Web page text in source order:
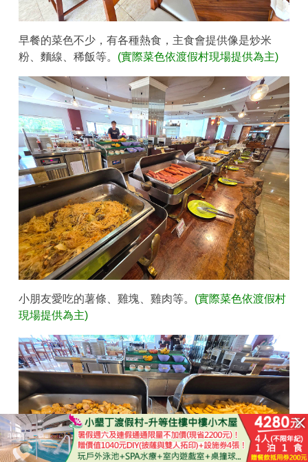
早餐的菜色不少，有各種熱食，主食會提供像是炒米
粉、麵線、稀飯等。 (實際菜色依渡假村現場提供為主)
小朋友愛吃的薯條、雞塊、雞肉等。 (實際菜色依渡假村
現場提供為主)
立即購買